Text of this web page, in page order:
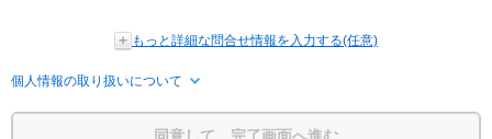
もっと詳細な問合せ情報を入力する(任意)
個人情報の取り扱いについて